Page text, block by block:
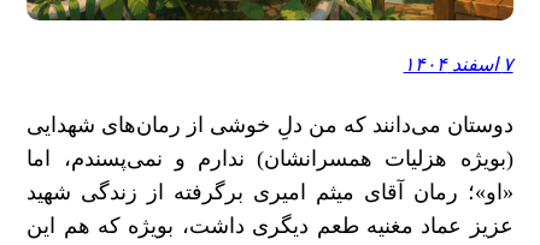
۷ اسفند ۱۴۰۴
دوستان می‌دانند که من دلِ خوشی از رمان‌های شهدایی
(بویژه هزلیات همسرانشان) ندارم و نمی‌پسندم، اما
«او»؛ رمان آقای میثم امیری برگرفته از زندگی شهید
عزیز عماد مغنیه طعم دیگری داشت، بویژه که هم این